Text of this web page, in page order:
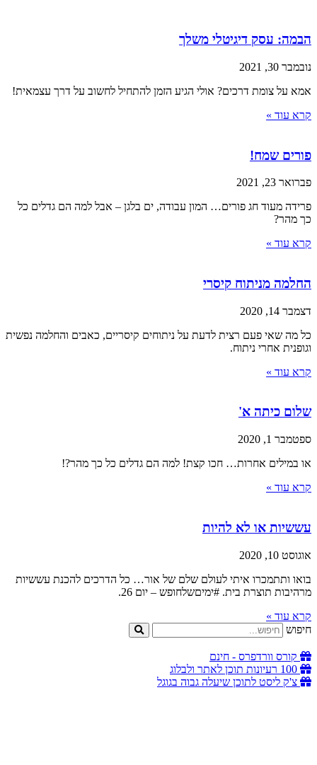
הבמה: עסק דיגיטלי משלך
נובמבר 30, 2021
אמא על צומת דרכים? אולי הגיע הזמן להתחיל לחשוב על דרך עצמאית!
קרא עוד »
פורים שמח!
פברואר 23, 2021
פרידה מעוד חג פורים… המון עבודה, ים בלגן – אבל למה הם גדלים כל
כך מהר?
קרא עוד »
החלמה מניתוח קיסרי
דצמבר 14, 2020
כל מה שאי פעם רצית לדעת על ניתוחים קיסריים, כאבים והחלמה נפשית
וגופנית אחרי ניתוח.
קרא עוד »
שלום כיתה א'
ספטמבר 1, 2020
או במילים אחרות… חכו קצת! למה הם גדלים כל כך מהר?!
קרא עוד »
עששיות או לא להיות
אוגוסט 10, 2020
בואו ותתמכרו איתי לעולם שלם של אור… כל הדרכים להכנת עששיות
מרהיבות תוצרת בית. #ימיםשלחופש – יום 26.
קרא עוד »
חיפוש
קורס וורדפרס - חינם
100 רעיונות תוכן לאתר ולבלוג
צ'ק ליסט לתוכן שיעלה גבוה בגוגל